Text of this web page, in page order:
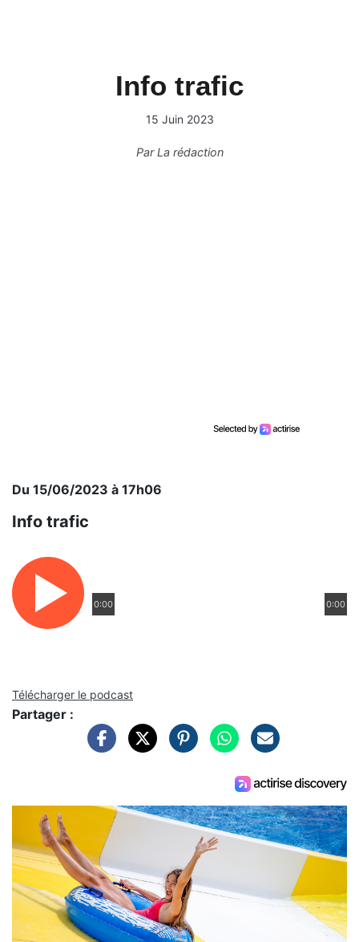
Info trafic
15 Juin 2023
ParLa rédaction
Du 15/06/2023 à 17h06
Info trafic
0:00 0:00
Télécharger le podcast
Partager :